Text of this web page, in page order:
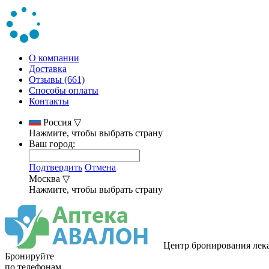
О компании
Доставка
Отзывы (661)
Способы оплаты
Контакты
Россия ▽
Нажмите, чтобы выбрать страну
Ваш город:
Подтвердить Отмена
Москва ▽
Нажмите, чтобы выбрать страну
Центр бронирования
Бронируйте
по телефонам